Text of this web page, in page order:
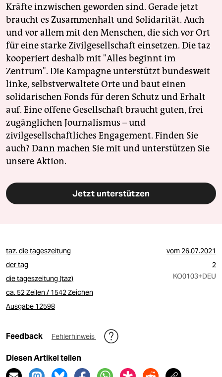
Kräfte inzwischen geworden sind. Gerade jetzt
braucht es Zusammenhalt und Solidarität. Auch
und vor allem mit den Menschen, die sich vor Ort
für eine starke Zivilgesellschaft einsetzen. Die taz
kooperiert deshalb mit "Alles beginnt im
Zentrum". Die Kampagne unterstützt bundesweit
linke, selbstverwaltete Orte und baut einen
solidarischen Fonds für deren Schutz und Erhalt
auf. Eine offene Gesellschaft braucht guten, frei
zugänglichen Journalismus – und
zivilgesellschaftliches Engagement. Finden Sie
auch? Dann machen Sie mit und unterstützen Sie
unsere Aktion.
Jetzt unterstützen
taz. die tageszeitung vom26.07.2021
der tag
2
die tageszeitung (taz)
KO0103+DEU
ca. 52 Zeilen / 1542 Zeichen
Ausgabe 12598
Feedback Fehlerhinweis
Diesen Artikel teilen